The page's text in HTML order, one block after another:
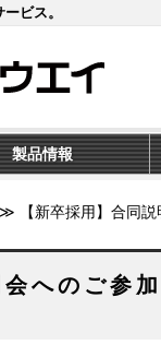
ビス。
製品情報
≫ 【新卒採用】合同
会へのご参